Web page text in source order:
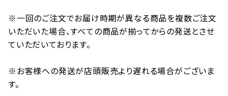
※一回のご注文でお届け時期が異なる商品を複数ご注文
いただいた場合、すべての商品が揃ってからの発送とさせ
ていただいております。
※お客様への発送が店頭販売より遅れる場合がございま
す。